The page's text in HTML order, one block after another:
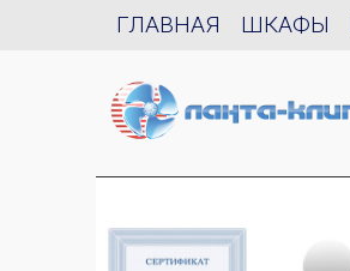
ГЛАВНАЯ ШКАФЫ